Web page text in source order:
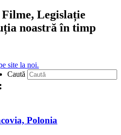
Legislație
noastră în timp
site la noi.
Caută
Polonia